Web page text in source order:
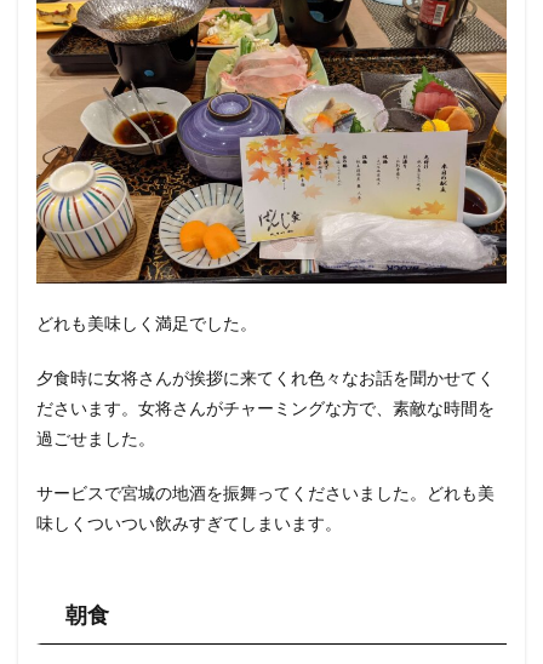
どれも美味しく満足でした。
夕食時に女将さんが挨拶に来てくれ色々なお話を聞かせてく
ださいます。女将さんがチャーミングな方で、素敵な時間を
過ごせました。
サービスで宮城の地酒を振舞ってくださいました。どれも美
味しくついつい飲みすぎてしまいます。
朝食